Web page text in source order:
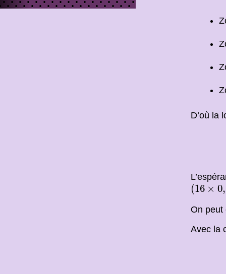
D’où la
(16 × 0,
(16×0,
On peut
Avec la